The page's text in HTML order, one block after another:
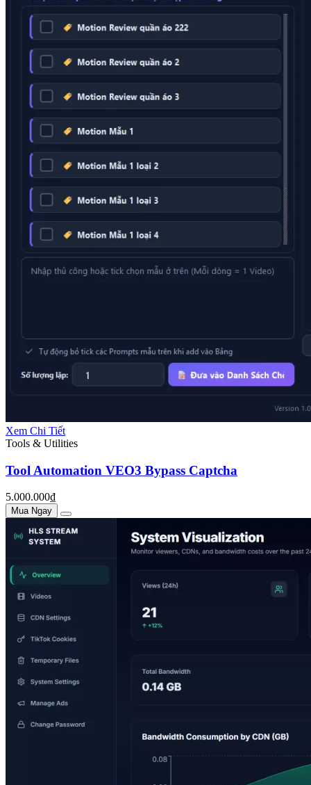
Xem Chi Tiết
Tools & Utilities
Tool Automation VEO3 Bypass Captcha
5.000.000₫
Mua Ngay